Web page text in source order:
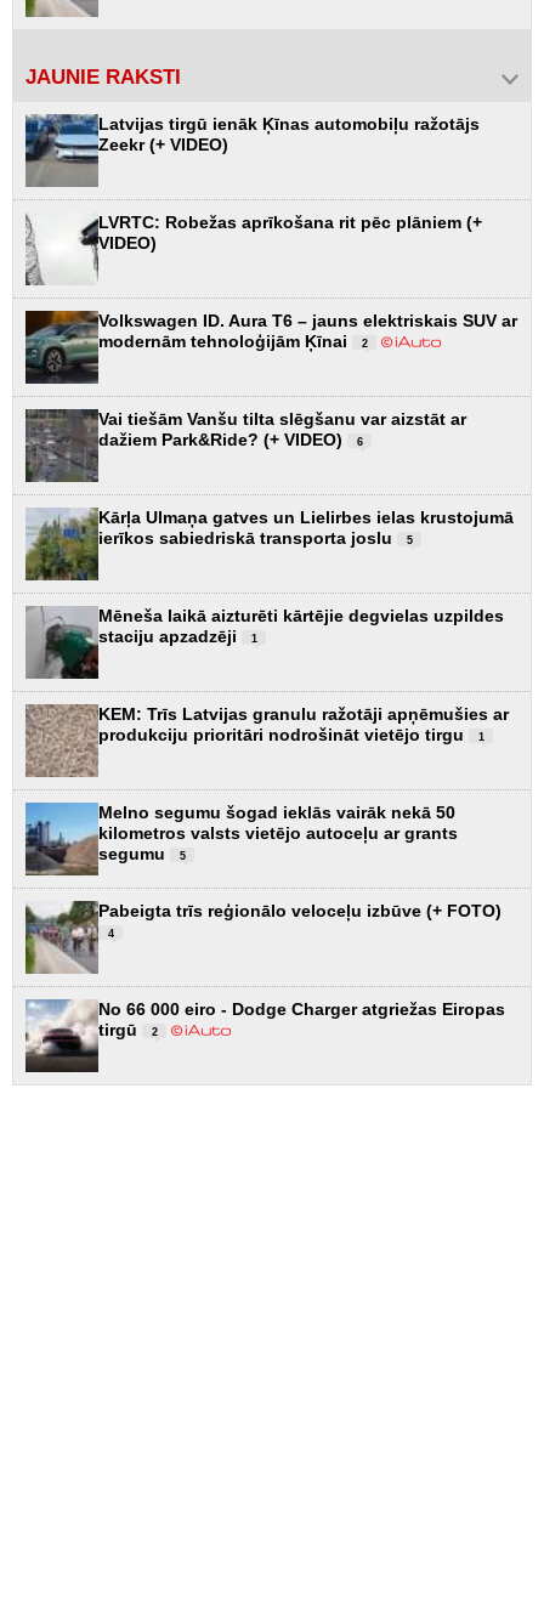
JAUNIE RAKSTI
Latvijas tirgū ienāk Ķīnas automobiļu ražotājs
Zeekr (+ VIDEO)
LVRTC: Robežas aprīkošana rit pēc plāniem (+
VIDEO)
Volkswagen ID. Aura T6 – jauns elektriskais SUV ar
modernām tehnoloģijām Ķīnai
2
Vai tiešām Vanšu tilta slēgšanu var aizstāt ar
dažiem Park&Ride? (+ VIDEO)
6
Kārļa Ulmaņa gatves un Lielirbes ielas krustojumā
ierīkos sabiedriskā transporta joslu
5
Mēneša laikā aizturēti kārtējie degvielas uzpildes
staciju apzadzēji
1
KEM: Trīs Latvijas granulu ražotāji apņēmušies ar
produkciju prioritāri nodrošināt vietējo tirgu
1
Melno segumu šogad ieklās vairāk nekā 50
kilometros valsts vietējo autoceļu ar grants
segumu
5
Pabeigta trīs reģionālo veloceļu izbūve (+ FOTO)
4
No 66 000 eiro - Dodge Charger atgriežas Eiropas
tirgū
2